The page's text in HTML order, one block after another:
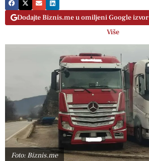
Dodajte Biznis.me u omiljeni Google izvor
Više
Foto: Biznis.me